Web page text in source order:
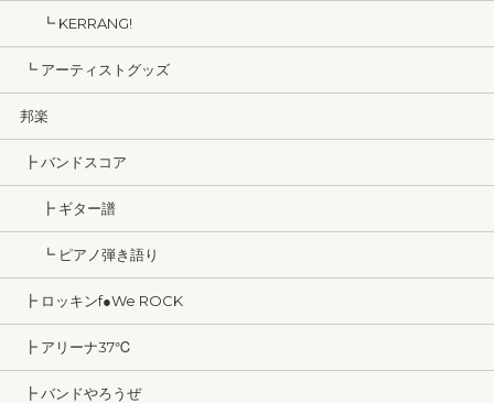
┗ KERRANG!
┗ アーティストグッズ
邦楽
┣ バンドスコア
┣ ギター譜
┗ ピアノ弾き語り
┣ ロッキンf●We ROCK
┣ アリーナ37℃
┣ バンドやろうぜ